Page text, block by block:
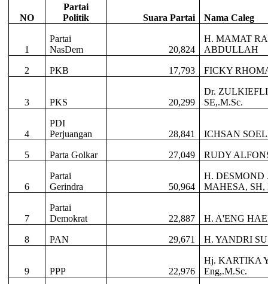
NO
Partai
Politik
Suara Partai Nama Caleg
1
Partai
NasDem
20,824
H. MAMAT
ABDULLAH
2 PKB 17,793 FICKY
3 PKS 20,299
Dr.
SE,.M.Sc.
4
PDI
Perjuangan
28,841 ICHSAN
5 Parta Golkar 27,049 RUDY
6
Partai
Gerindra
50,964
H. DESMOND
MAHESA, SH,
7
Partai
Demokrat
22,887 H. A'ENG
8 PAN 29,671 H. YANDRI
9 PPP 22,976
Hj. KARTIKA
Eng,.M.Sc.